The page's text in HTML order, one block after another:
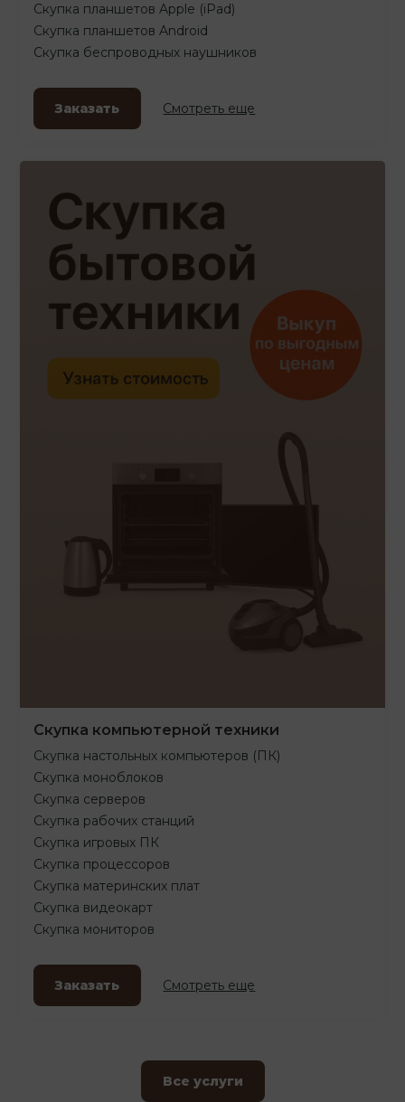
Скупка планшетов Apple (iPad)
Скупка планшетов Android
Скупка беспроводных наушников
Заказать Смотреть еще
Скупка компьютерной техники
Скупка настольных компьютеров (ПК)
Скупка моноблоков
Скупка серверов
Скупка рабочих станций
Скупка игровых ПК
Скупка процессоров
Скупка материнских плат
Скупка видеокарт
Скупка мониторов
Заказать Смотреть еще
Все услуги